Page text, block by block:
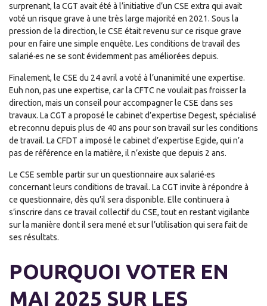
surprenant, la CGT avait été à l’initiative d’un CSE extra qui avait
voté un risque grave à une très large majorité en 2021. Sous la
pression de la direction, le CSE était revenu sur ce risque grave
pour en faire une simple enquête. Les conditions de travail des
salarié·es ne se sont évidemment pas améliorées depuis.
Finalement, le CSE du 24 avril a voté à l’unanimité une expertise.
Euh non, pas une expertise, car la CFTC ne voulait pas froisser la
direction, mais un conseil pour accompagner le CSE dans ses
travaux. La CGT a proposé le cabinet d’expertise Degest, spécialisé
et reconnu depuis plus de 40 ans pour son travail sur les conditions
de travail. La CFDT a imposé le cabinet d’expertise Egide, qui n’a
pas de référence en la matière, il n’existe que depuis 2 ans.
Le CSE semble partir sur un questionnaire aux salarié·es
concernant leurs conditions de travail. La CGT invite à répondre à
ce questionnaire, dès qu’il sera disponible. Elle continuera à
s’inscrire dans ce travail collectif du CSE, tout en restant vigilante
sur la manière dont il sera mené et sur l’utilisation qui sera fait de
ses résultats.
POURQUOI VOTER EN
MAI 2025 SUR LES